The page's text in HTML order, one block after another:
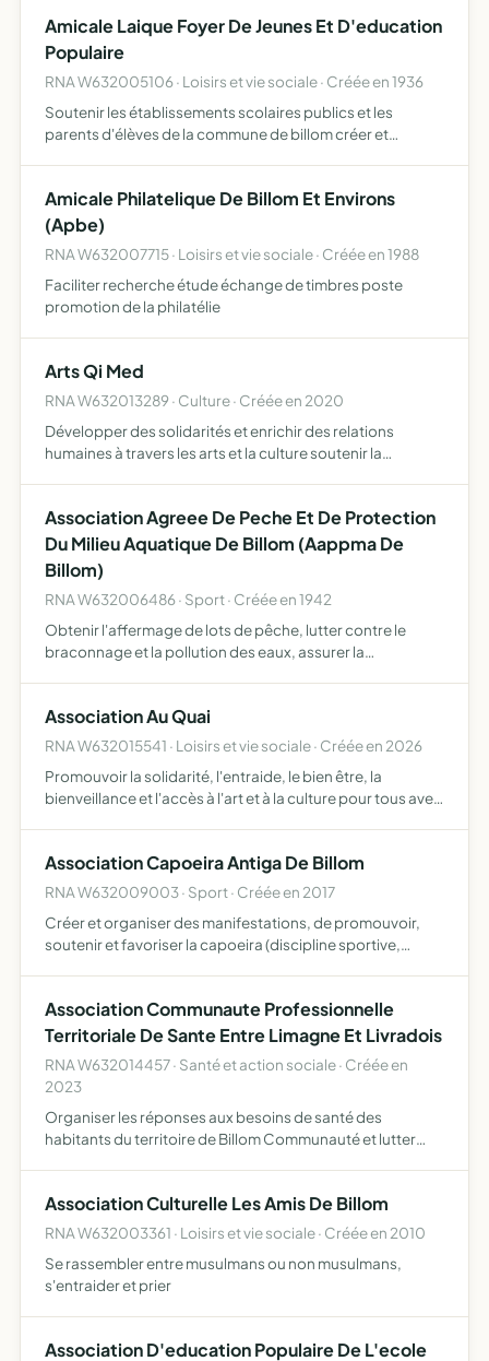
L'association…
Amicale Laique Foyer De Jeunes Et D'education
Populaire
RNA W632005106 · Loisirs et vie sociale · Créée en 1936
Soutenir les établissements scolaires publics et les
parents d'élèves de la commune de billom créer et
veiller au…
Amicale Philatelique De Billom Et Environs
(Apbe)
RNA W632007715 · Loisirs et vie sociale · Créée en 1988
Faciliter recherche étude échange de timbres poste
promotion de la philatélie
Arts Qi Med
RNA W632013289 · Culture · Créée en 2020
Développer des solidarités et enrichir des relations
humaines à travers les arts et la culture soutenir la
créat…
Association Agreee De Peche Et De Protection
Du Milieu Aquatique De Billom (Aappma De
Billom)
RNA W632006486 · Sport · Créée en 1942
Obtenir l'affermage de lots de pêche, lutter contre le
braconnage et la pollution des eaux, assurer la
Association Au Quai
RNA W632015541 · Loisirs et vie sociale · Créée en 2026
Promouvoir la solidarité, l'entraide, le bien être, la
bienveillance et l'accès à l'art et à la culture pour tous avec
Association Capoeira Antiga De Billom
RNA W632009003 · Sport · Créée en 2017
Créer et organiser des manifestations, de promouvoir,
soutenir et favoriser la capoeira (discipline sportive,
Association Communaute Professionnelle
Territoriale De Sante Entre Limagne Et Livradois
RNA W632014457 · Santé et action sociale · Créée en
2023
Organiser les réponses aux besoins de santé des
habitants du territoire de Billom Communauté et lutter
soins…
Association Culturelle Les Amis De Billom
RNA W632003361 · Loisirs et vie sociale · Créée en 2010
Se rassembler entre musulmans ou non musulmans,
s'entraider et prier
Association D'education Populaire De L'ecole